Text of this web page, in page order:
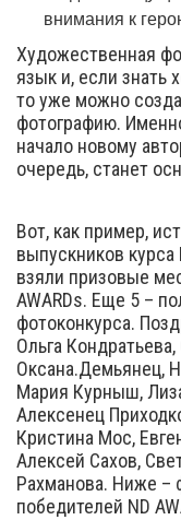
внимания к
Художественная
язык и, если знать
то уже можно
фотографию.
начало новому
очередь, станет
Вот, как пример,
выпускников
взяли призовые
AWARDs. Еще 5 –
фотоконкурса.
Ольга
Оксана.Демьянец,
Мария Курныш,
Алексенец
Кристина Мос,
Алексей Сахов,
Рахманова. Ниже –
победителей ND